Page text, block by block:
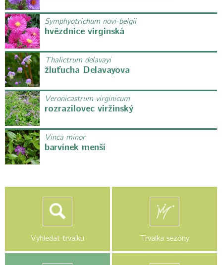
Symphyotrichum novi-belgii
hvězdnice virginská
Thalictrum delavayi
žluťucha Delavayova
Veronicastrum virginicum
rozrazilovec viržinský
Vinca minor
barvínek menší
Vyhledat trvalku Trvalka sezóny